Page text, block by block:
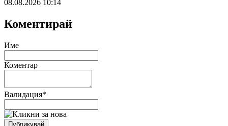
08.08.2026 10:14
Коментирай
Име
Коментар
Валидация*